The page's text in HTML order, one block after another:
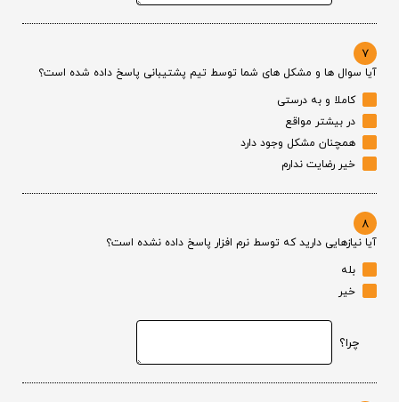
7
آیا سوال ها و مشکل های شما توسط تیم پشتیبانی پاسخ داده شده است؟
کاملا و به درستی
در بیشتر مواقع
همچنان مشکل وجود دارد
خیر رضایت ندارم
8
آیا نیازهایی دارید که توسط نرم افزار پاسخ داده نشده است؟
بله
خیر
چرا؟